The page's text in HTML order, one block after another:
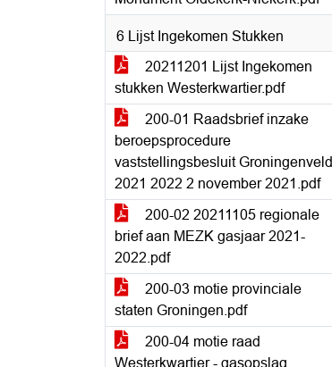
6 Lijst Ingekomen Stukken
20211201 Lijst Ingekomen
stukken Westerkwartier.pdf
200-01 Raadsbrief inzake
beroepsprocedure
vaststellingsbesluit Groningenveld
2021 2022 2 november 2021.pdf
200-02 20211105 regionale
brief aan MEZK gasjaar 2021-
2022.pdf
200-03 motie provinciale
staten Groningen.pdf
200-04 motie raad
Westerkwartier - gasopslag